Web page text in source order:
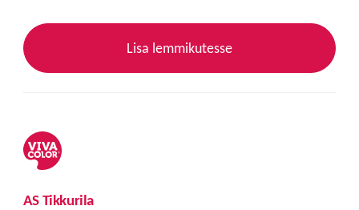
Lisa lemmikutesse
AS Tikkurila